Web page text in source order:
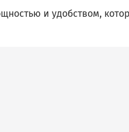
и удобством,